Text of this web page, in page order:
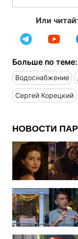
Или
Больше по теме:
Водоснабжение
Сергей Корецкий